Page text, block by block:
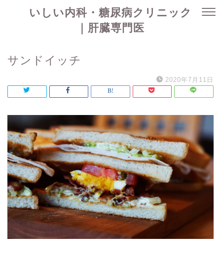
いしい内科・糖尿病クリニック
｜肝臓専門医
サンドイッチ
2020年7月11日